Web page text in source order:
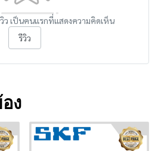
ว เป็นคนแรกที่แสดงความคิดเห็น
รีวิว
ง